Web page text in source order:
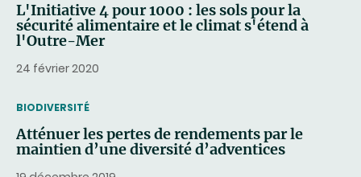
L'Initiative 4 pour 1000 : les sols pour la
sécurité alimentaire et le climat s'étend à
l'Outre-Mer
24 février 2020
THEMATIC
BIODIVERSITÉ
Atténuer les pertes de rendements par le
maintien d’une diversité d’adventices